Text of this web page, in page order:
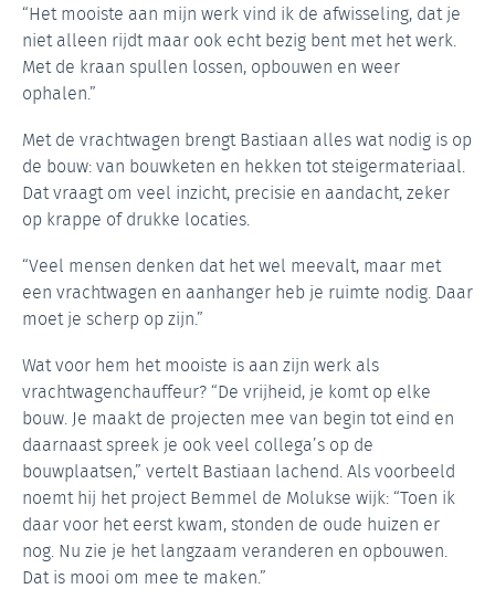
“Het mooiste aan mijn werk vind ik de afwisseling, dat je
niet alleen rijdt maar ook echt bezig bent met het werk.
Met de kraan spullen lossen, opbouwen en weer
ophalen.”
Met de vrachtwagen brengt Bastiaan alles wat nodig is op
de bouw: van bouwketen en hekken tot steigermateriaal.
Dat vraagt om veel inzicht, precisie en aandacht, zeker
op krappe of drukke locaties.
“Veel mensen denken dat het wel meevalt, maar met
een vrachtwagen en aanhanger heb je ruimte nodig. Daar
moet je scherp op zijn.”
Wat voor hem het mooiste is aan zijn werk als
vrachtwagenchauffeur? “De vrijheid, je komt op elke
bouw. Je maakt de projecten mee van begin tot eind en
daarnaast spreek je ook veel collega’s op de
bouwplaatsen,” vertelt Bastiaan lachend. Als voorbeeld
noemt hij het project Bemmel de Molukse wijk: “Toen ik
daar voor het eerst kwam, stonden de oude huizen er
nog. Nu zie je het langzaam veranderen en opbouwen.
Dat is mooi om mee te maken.”